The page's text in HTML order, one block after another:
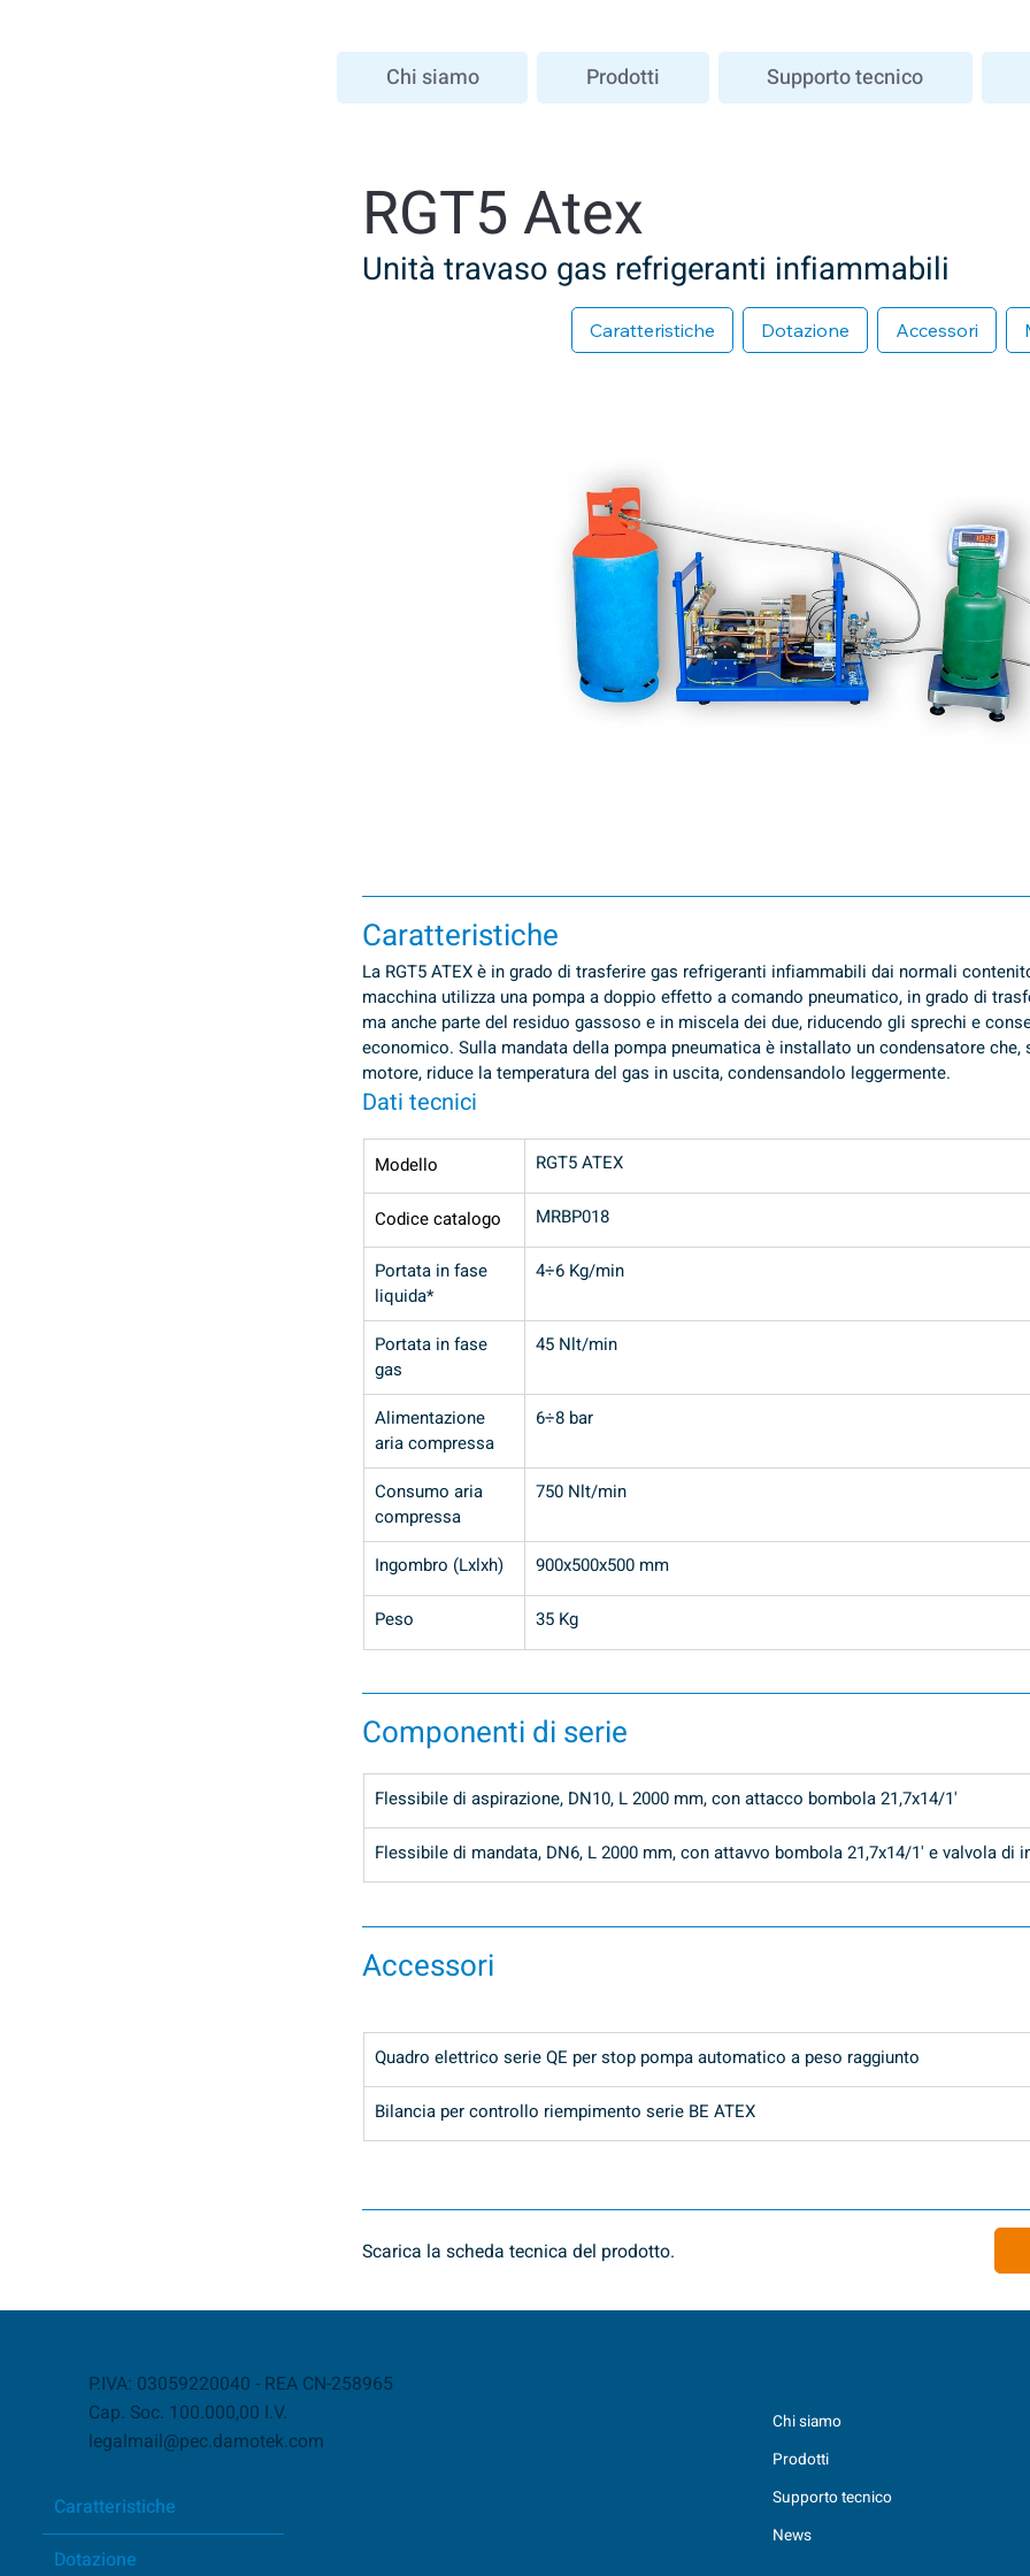
Chi siamo Prodotti Supporto tecnico
RGT5 Atex
Unità travaso gas refrigeranti infiammabili
Caratteristiche Dotazione Accessori
Caratteristiche
La RGT5 ATEX è in grado di trasferire gas refrigeranti infiammabili dai normali
macchina utilizza una pompa a doppio effetto a comando pneumatico, in grado di
ma anche parte del residuo gassoso e in miscela dei due, riducendo gli sprechi e
economico. Sulla mandata della pompa pneumatica è installato un condensatore
motore, riduce la temperatura del gas in uscita, condensandolo leggermente.
Dati tecnici
Modello RGT5 ATEX
Codice catalogo MRBP018
Portata in fase
liquida*
4÷6 Kg/min
Portata in fase
gas
45 Nlt/min
Alimentazione
aria compressa
6÷8 bar
Consumo aria
compressa
750 Nlt/min
Ingombro (Lxlxh) 900x500x500 mm
Peso 35 Kg
Componenti di serie
Flessibile di aspirazione, DN10, L 2000 mm, con attacco bombola 21,7x14/1'
Flessibile di mandata, DN6, L 2000 mm, con attavvo bombola 21,7x14/1' e valvola di
Accessori
Quadro elettrico serie QE per stop pompa automatico a peso raggiunto
Bilancia per controllo riempimento serie BE ATEX
Scarica la scheda tecnica del prodotto.
P.IVA: 03059220040 - REA CN-258965
Cap. Soc. 100.000,00 I.V.
legalmail@pec.damotek.com
Chi siamo
Prodotti
Supporto tecnico
News
Caratteristiche
Dotazione